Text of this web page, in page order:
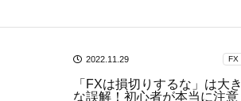
2022.11.29 FX
「FXは損切りするな」は大き
な誤解！初心者が本当に注意